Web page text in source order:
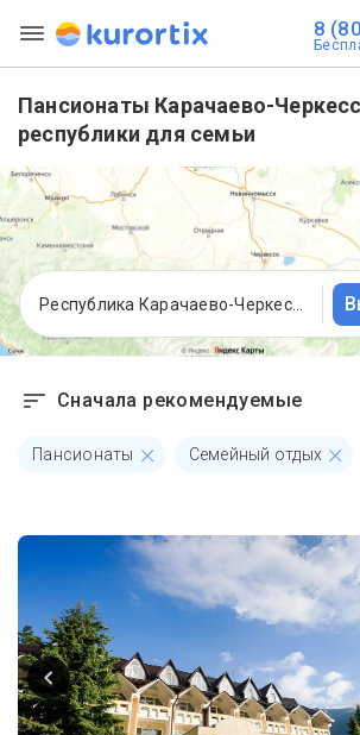
8
Пансионаты Карачаево-
республики для семьи
Республика Карачаево-Черкесия
Сначала рекомендуемые
Пансионаты Семейный отдых